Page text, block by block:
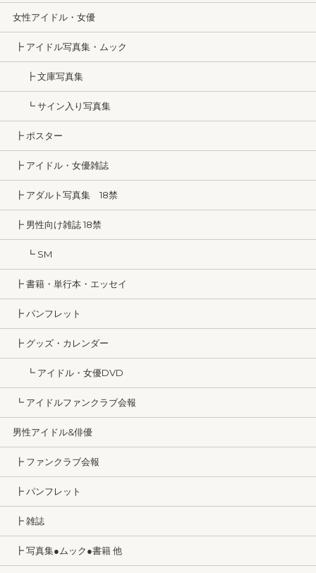
女性アイドル・女優
┣ アイドル写真集・ムック
┣ 文庫写真集
┗ サイン入り写真集
┣ ポスター
┣ アイドル・女優雑誌
┣ アダルト写真集 18禁
┣ 男性向け雑誌 18禁
┗ SM
┣ 書籍・単行本・エッセイ
┣ パンフレット
┣ グッズ・カレンダー
┗ アイドル・女優DVD
┗ アイドルファンクラブ会報
男性アイドル&俳優
┣ ファンクラブ会報
┣ パンフレット
┣ 雑誌
┣ 写真集●ムック●書籍 他